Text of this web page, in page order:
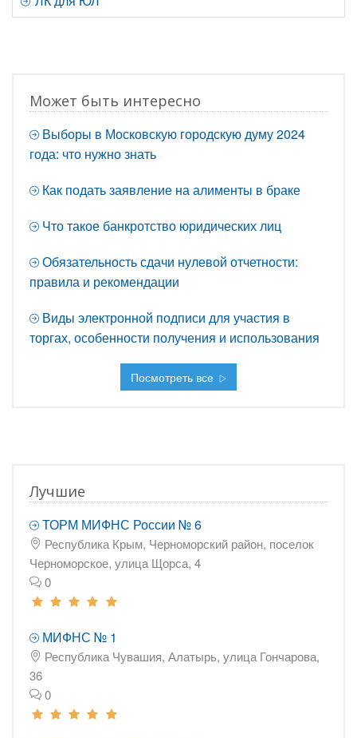
Может быть интересно
Выборы в Московскую городскую думу 2024
года: что нужно знать
Как подать заявление на алименты в браке
Что такое банкротство юридических лиц
Обязательность сдачи нулевой отчетности:
правила и рекомендации
Виды электронной подписи для участия в
торгах, особенности получения и использования
Посмотреть все
Лучшие
ТОРМ МИФНС России № 6
Республика Крым, Черноморский район, поселок
Черноморское, улица Щорса, 4
0
МИФНС № 1
Республика Чувашия, Алатырь, улица Гончарова,
36
0